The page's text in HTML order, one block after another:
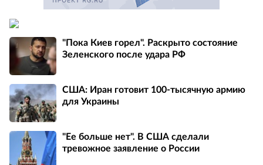
"Пока Киев горел". Раскрыто состояние
Зеленского после удара РФ
США: Иран готовит 100-тысячную армию
для Украины
"Ее больше нет". В США сделали
тревожное заявление о России